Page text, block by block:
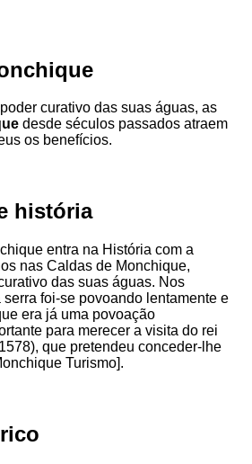
curativo das suas águas, as
desde séculos passados atraem
os benefícios.
história
entra na História com a
nas Caldas de Monchique,
das suas águas. Nos
foi-se povoando lentamente e
era já uma povoação
para merecer a visita do rei
que pretendeu conceder-lhe
Turismo].